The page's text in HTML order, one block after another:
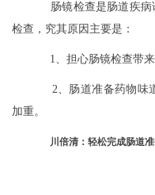
肠镜检查是肠道疾
检查，究其原因主要是：
1、担心肠镜检查带来
2、肠道准备药物味
加重。
川倍清：轻松完成肠道